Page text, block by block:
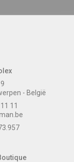
- België
11